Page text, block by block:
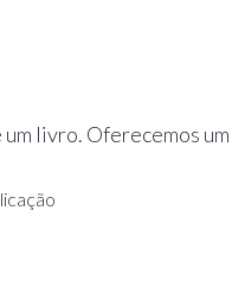
livro. Oferecemos